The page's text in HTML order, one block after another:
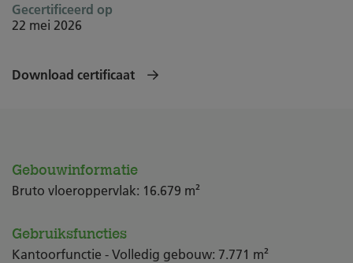
Gecertificeerd op
22 mei 2026
Download certificaat
Gebouwinformatie
Bruto vloeroppervlak: 16.679 m²
Gebruiksfuncties
Kantoorfunctie - Volledig gebouw: 7.771 m²